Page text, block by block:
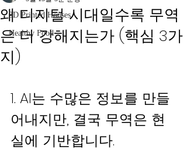
3D Printed Houses
Healthy Food
왜 디지털 시대일수록 무역
은 더 강해지는가 (핵심 3가
지)
1. AI는 수많은 정보를 만들
어내지만, 결국 무역은 현
실에 기반합니다.